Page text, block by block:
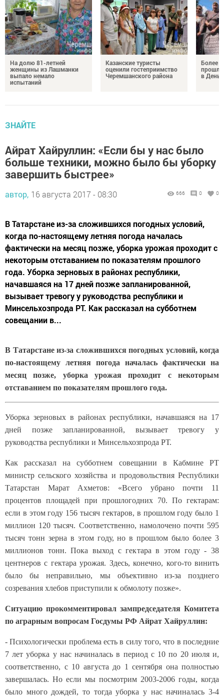
На долю 81-летней
женщины из Лашманки
выпало немало
испытаний
Казанские туристы
оценили гостеприимство
Черемшанского района
Более
в День
ЗНАЙТЕ
Айрат Хайруллин: «Если бы у нас было
больше техники, можно было бы уборку
завершить быстрее»
автор, 16 августа 2017 - 08:30 666 0 0
В Татарстане из-за сложившихся погодных условий,
когда по-настоящему летняя погода началась
фактически на месяц позже, уборка урожая проходит с
некоторым отставанием по показателям прошлого
года. Уборка зерновых в районах республики,
начавшаяся на 17 дней позже запланированной,
вызывает тревогу у руководства республики и
Минсельхозпрода РТ. Как рассказал на субботнем
совещании в...
В Татарстане из-за сложившихся погодных условий, когда
по-настоящему летняя погода началась фактически на
месяц позже, уборка урожая проходит с некоторым
отставанием по показателям прошлого года.
Уборка зерновых в районах республики, начавшаяся на 17
дней позже запланированной, вызывает тревогу у
руководства республики и Минсельхозпрода РТ.
Как рассказал на субботнем совещании в Кабмине РТ
министр сельского хозяйства и продовольствия Республики
Татарстан Марат Ахметов: «Всего убрано почти 11
процентов площадей при прошлогодних 70. По гектарам:
если в этом году 156 тысяч гектаров, в прошлом году было 1
миллион 120 тысяч. Соответственно, намолочено почти 595
тысяч тонн зерна в этом году, но в прошлом было более 3
миллионов тонн. Пока выход с гектара в этом году - 38
центнеров с гектара урожая. Здесь, конечно, кого-то винить
было бы неправильно, мы объективно из-за позднего
созревания хлебов приступили к обмолоту позже».
Ситуацию прокомментировал зампредседателя Комитета
по аграрным вопросам Госдумы РФ Айрат Хайруллин:
- Психологически проблема есть в силу того, что в последние
7 лет уборка у нас начиналась в период с 10 по 20 июля и,
соответственно, с 10 августа до 1 сентября она полностью
завершалась. Но если мы посмотрим 2003-2006 годы, когда
было много дождей, то тогда уборка у нас начиналась 3-4